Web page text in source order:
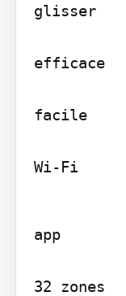
glisser
efficace
facile
Wi-Fi
app
32 zones